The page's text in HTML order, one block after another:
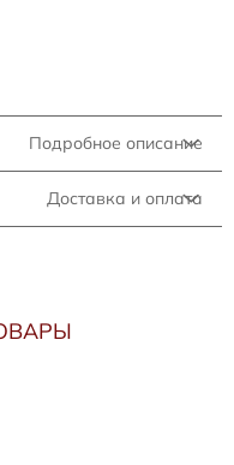
Подробное описание
Доставка и оплата